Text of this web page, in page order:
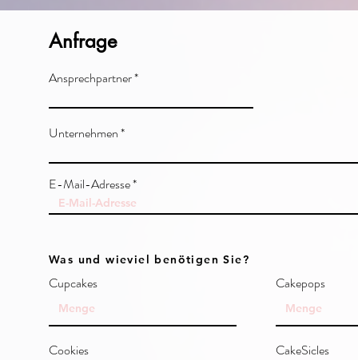
Anfrage
Ansprechpartner
Unternehmen
E-Mail-Adresse
Was und wieviel benötigen Sie?
Cupcakes
Cookies
Cakepops
CakeSicles